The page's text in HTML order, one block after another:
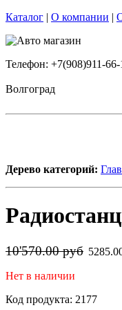
Каталог | О компании |
Телефон: +7(908)911-66-
Волгоград
Дерево категорий:
10'570.00 руб
Нет в наличии
Код продукта: 2177